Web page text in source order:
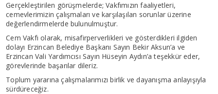
Gerçekleştirilen görüşmelerde; Vakfımızın faaliyetleri,
cemevlerimizin çalışmaları ve karşılaşılan sorunlar üzerine
değerlendirmelerde bulunulmuştur.
Cem Vakfı olarak, misafirperverlikleri ve gösterdikleri ilgiden
dolayı Erzincan Belediye Başkanı Sayın Bekir Aksun’a ve
Erzincan Vali Yardımcısı Sayın Hüseyin Aydın’a teşekkür eder,
görevlerinde başarılar dileriz.
Toplum yararına çalışmalarımızı birlik ve dayanışma anlayışıyla
sürdüreceğiz.